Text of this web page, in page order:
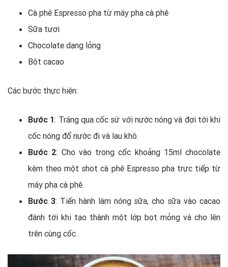
Cà phê Espresso pha từ máy pha cà phê
Sữa tươi
Chocolate dạng lỏng
Bột cacao
Các bước thực hiện:
Bước 1: Tráng qua cốc sứ với nước nóng và đợi tới khi
cốc nóng đổ nước đi và lau khô.
Bước 2: Cho vào trong cốc khoảng 15ml chocolate
kèm theo một shot cà phê Espresso pha trực tiếp từ
máy pha cà phê.
Bước 3: Tiến hành làm nóng sữa, cho sữa vào cacao
đánh tới khi tạo thành một lớp bọt mỏng và cho lên
trên cùng cốc.